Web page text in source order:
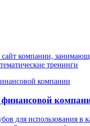
компании,
тренинги
для использования в